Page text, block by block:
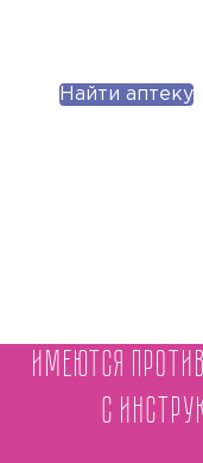
Найти аптеку
Имеются
с